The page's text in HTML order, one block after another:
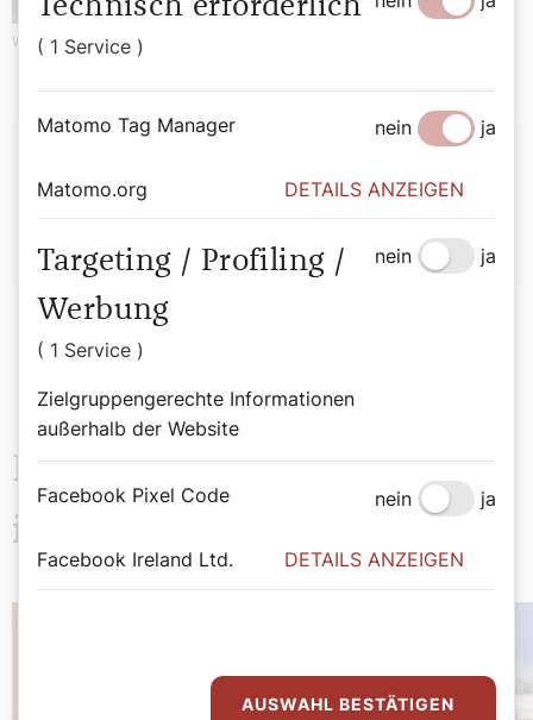
Werbung
Autor:
Rebecca Marchhart
Das könnte Sie auch
interessieren
Technisch erforderlich
( 1 Service )
Matomo Tag Manager nein ja
Matomo.org DETAILS ANZEIGEN
Targeting / Profiling /
Werbung
( 1 Service )
Zielgruppengerechte Informationen
außerhalb der Website
nein ja
Facebook Pixel Code nein ja
Facebook Ireland Ltd. DETAILS ANZEIGEN
AUSWAHL BESTÄTIGEN